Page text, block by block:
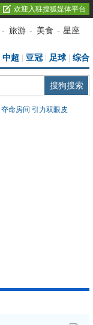
欢迎入驻搜狐媒体平台
- 旅游 - 美食 - 星座
中超 亚冠 足球| 综合
夺命房间 引力双眼皮